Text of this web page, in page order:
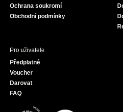
Ochrana soukromí
Obchodní podmínky
Pro uživatele
Předplatné
Voucher
Darovat
FAQ